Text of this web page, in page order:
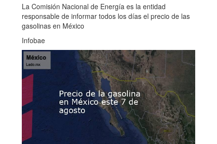
La Comisión Nacional de Energía es la entidad
responsable de informar todos los días el precio de las
gasolinas en México
Infobae